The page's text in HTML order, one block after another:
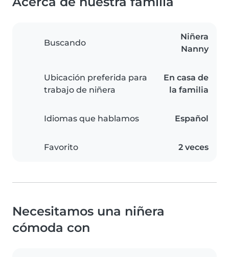
Buscando
Niñera
Nanny
Ubicación preferida para
trabajo de niñera
En casa de
la familia
Idiomas que hablamos Español
Favorito 2 veces
Necesitamos una niñera
cómoda con